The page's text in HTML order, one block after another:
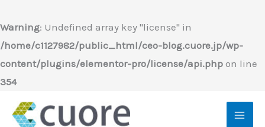
Warning: Undefined array key "license" in
/home/c1127982/public_html/ceo-blog.cuore.jp/wp-
content/plugins/elementor-pro/license/api.php on line
354
容
を
ス
キ